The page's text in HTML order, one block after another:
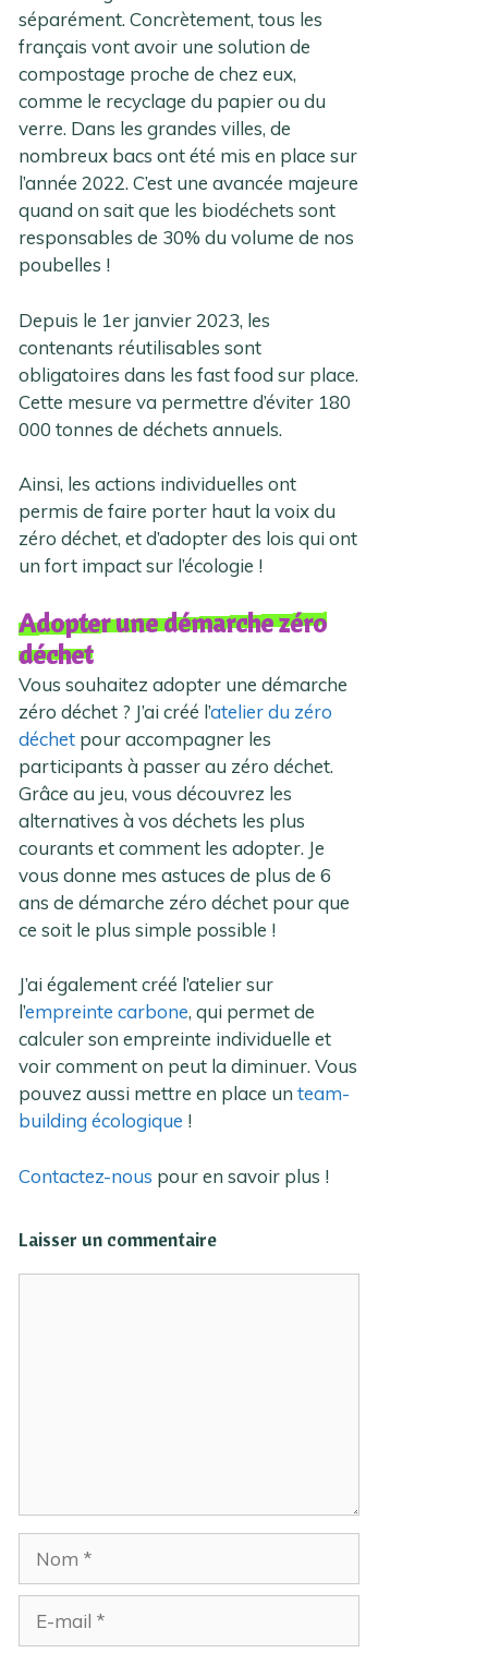
séparément. Concrètement, tous les
français vont avoir une solution de
compostage proche de chez eux,
comme le recyclage du papier ou du
verre. Dans les grandes villes, de
nombreux bacs ont été mis en place sur
l’année 2022. C’est une avancée majeure
quand on sait que les biodéchets sont
responsables de 30% du volume de nos
poubelles !
Depuis le 1er janvier 2023, les
contenants réutilisables sont
obligatoires dans les fast food sur place.
Cette mesure va permettre d’éviter 180
000 tonnes de déchets annuels.
Ainsi, les actions individuelles ont
permis de faire porter haut la voix du
zéro déchet, et d’adopter des lois qui ont
un fort impact sur l’écologie !
Adopter une démarche zéro
déchet
Vous souhaitez adopter une démarche
zéro déchet ? J’ai créé l’atelier du zéro
déchet pour accompagner les
participants à passer au zéro déchet.
Grâce au jeu, vous découvrez les
alternatives à vos déchets les plus
courants et comment les adopter. Je
vous donne mes astuces de plus de 6
ans de démarche zéro déchet pour que
ce soit le plus simple possible !
J’ai également créé l’atelier sur
l’empreinte carbone, qui permet de
calculer son empreinte individuelle et
voir comment on peut la diminuer. Vous
pouvez aussi mettre en place unteam-
building écologique !
Contactez-nous pour en savoir plus !
Laisser un commentaire
mail